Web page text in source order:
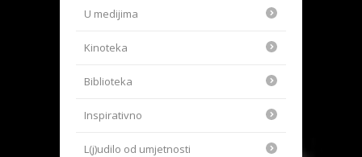
U medijima
Kinoteka
Biblioteka
Inspirativno
L(j)udilo od umjetnosti